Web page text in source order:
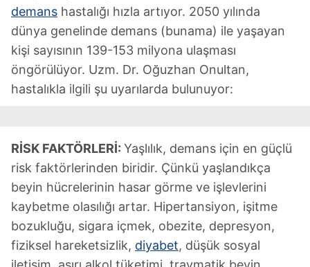
demans hastalığı hızla artıyor. 2050 yılında
dünya genelinde demans (bunama) ile yaşayan
kişi sayısının 139-153 milyona ulaşması
öngörülüyor. Uzm. Dr. Oğuzhan Onultan,
hastalıkla ilgili şu uyarılarda bulunuyor:
RİSK FAKTÖRLERİ: Yaşlılık, demans için en güçlü
risk faktörlerinden biridir. Çünkü yaşlandıkça
beyin hücrelerinin hasar görme ve işlevlerini
kaybetme olasılığı artar. Hipertansiyon, işitme
bozukluğu, sigara içmek, obezite, depresyon,
fiziksel hareketsizlik, diyabet, düşük sosyal